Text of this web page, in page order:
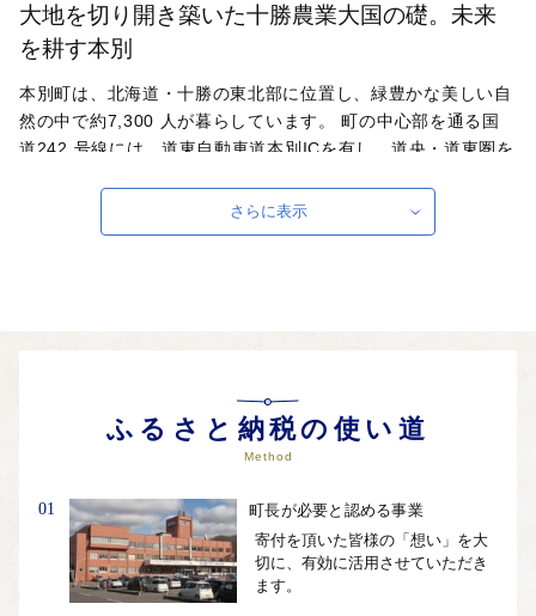
大地を切り開き築いた十勝農業大国の礎。未来
を耕す本別
本別町は、北海道・十勝の東北部に位置し、緑豊かな美しい自
然の中で約7,300 人が暮らしています。 町の中心部を通る国
道242 号線には、道東自動車道本別ICを有し、道央・道東圏を
で、近年は本別公園や道の駅を核とした観光をはじめ、地場産
品の加工や地域包括ケアシステムの構築などにも力を入れてい
外部サイトへ遷移します。
さらに表示
ふるさと納税の使い道
Method
01
町長が必要と認める事業
寄付を頂いた皆様の「想い」を大
切に、有効に活用させていただき
ます。